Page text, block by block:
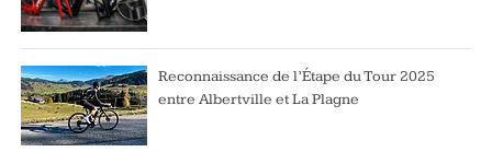
Reconnaissance de l’Étape du Tour 2025
entre Albertville et La Plagne